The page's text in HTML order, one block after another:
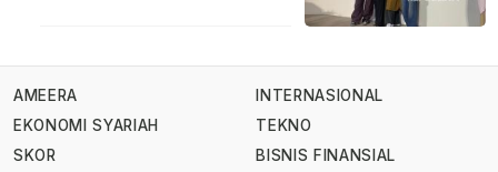
AMEERA
EKONOMI SYARIAH
SKOR
INTERNASIONAL
TEKNO
BISNIS FINANSIAL